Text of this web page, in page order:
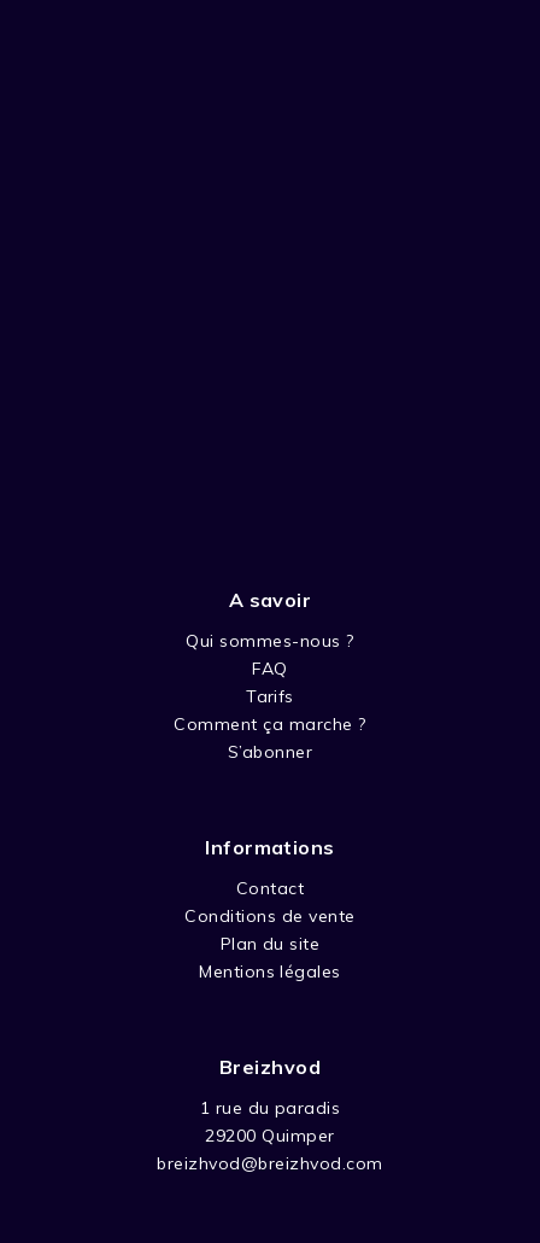
A savoir
Qui sommes-nous ?
FAQ
Tarifs
Comment ça marche ?
S’abonner
Informations
Contact
Conditions de vente
Plan du site
Mentions légales
Breizhvod
1 rue du paradis
29200 Quimper
breizhvod@breizhvod.com